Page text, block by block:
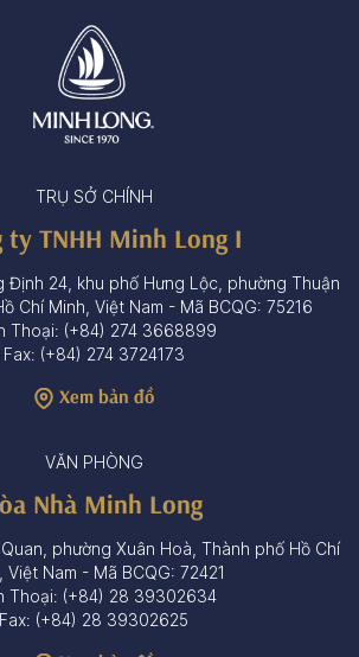
TRỤ SỞ CHÍNH
ty TNHH Minh Long I
Định 24, khu phố Hưng Lộc, phường Thuận
Chí Minh, Việt Nam - Mã BCQG: 75216
Thoại: (+84) 274 3668899
Fax: (+84) 274 3724173
Xem bản đồ
VĂN PHÒNG
Nhà Minh Long
phường Xuân Hoà, Thành phố Hồ Chí
Việt Nam - Mã BCQG: 72421
Thoại: (+84) 28 39302634
Fax: (+84) 28 39302625